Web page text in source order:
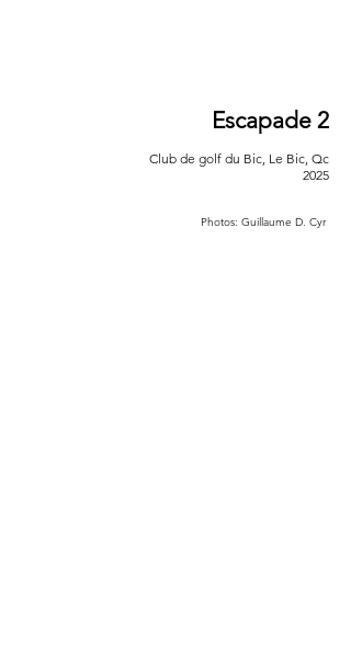
Escapade 2
Club de golf du Bic, Le Bic, Qc
2025
Photos: Guillaume D. Cyr